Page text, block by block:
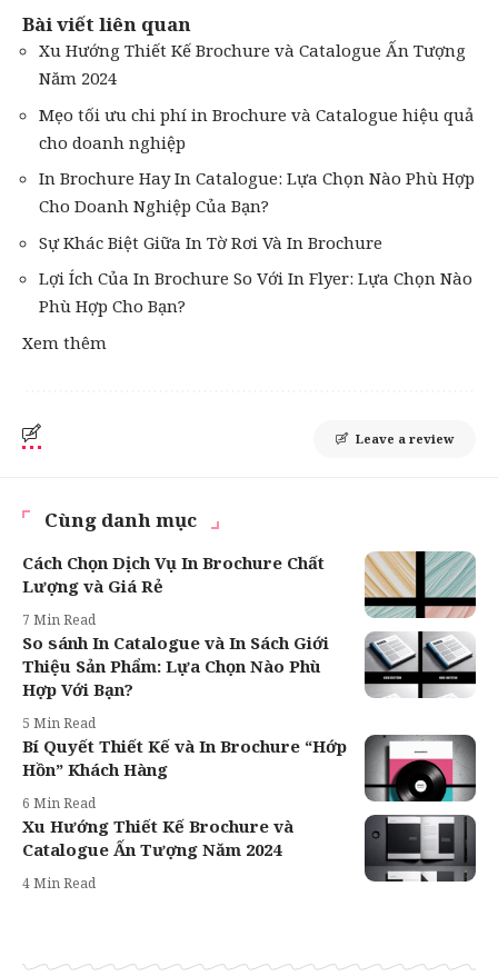
Bài viết liên quan
Xu Hướng Thiết Kế Brochure và Catalogue Ấn Tượng
Năm 2024
Mẹo tối ưu chi phí in Brochure và Catalogue hiệu quả
cho doanh nghiệp
In Brochure Hay In Catalogue: Lựa Chọn Nào Phù Hợp
Cho Doanh Nghiệp Của Bạn?
Sự Khác Biệt Giữa In Tờ Rơi Và In Brochure
Lợi Ích Của In Brochure So Với In Flyer: Lựa Chọn Nào
Phù Hợp Cho Bạn?
Xem thêm
Leave a review
Cùng danh mục
Cách Chọn Dịch Vụ In Brochure Chất
Lượng và Giá Rẻ
7 Min Read
So sánh In Catalogue và In Sách Giới
Thiệu Sản Phẩm: Lựa Chọn Nào Phù
Hợp Với Bạn?
5 Min Read
Bí Quyết Thiết Kế và In Brochure “Hớp
Hồn” Khách Hàng
6 Min Read
Xu Hướng Thiết Kế Brochure và
Catalogue Ấn Tượng Năm 2024
4 Min Read